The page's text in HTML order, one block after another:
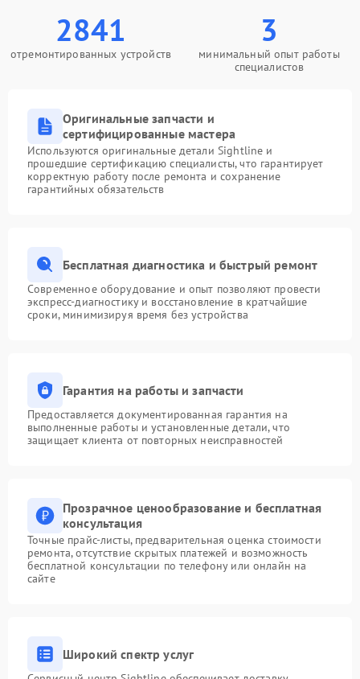
2841
отремонтированных устройств
3
минимальный опыт работы
специалистов
Оригинальные запчасти и
сертифицированные мастера
Используются оригинальные детали Sightline и
прошедшие сертификацию специалисты, что гарантирует
корректную работу после ремонта и сохранение
гарантийных обязательств
Бесплатная диагностика и быстрый ремонт
Современное оборудование и опыт позволяют провести
экспресс-диагностику и восстановление в кратчайшие
сроки, минимизируя время без устройства
Гарантия на работы и запчасти
Предоставляется документированная гарантия на
выполненные работы и установленные детали, что
защищает клиента от повторных неисправностей
Прозрачное ценообразование и бесплатная
консультация
Точные прайс-листы, предварительная оценка стоимости
ремонта, отсутствие скрытых платежей и возможность
бесплатной консультации по телефону или онлайн на
сайте
Широкий спектр услуг